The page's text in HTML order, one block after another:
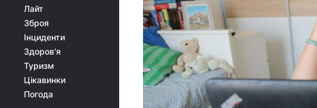
Лайт
Зброя
Інциденти
Здоров'я
Туризм
Цікавинки
Погода